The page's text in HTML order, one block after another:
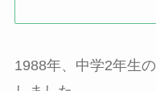
1988年、中学2年生